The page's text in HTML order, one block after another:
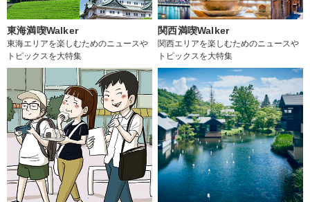
東海満喫Walker
東海エリアを楽しむためのニュースや
トピックスを大特集
関西満喫Walker
関西エリアを楽しむためのニュースや
トピックスを大特集